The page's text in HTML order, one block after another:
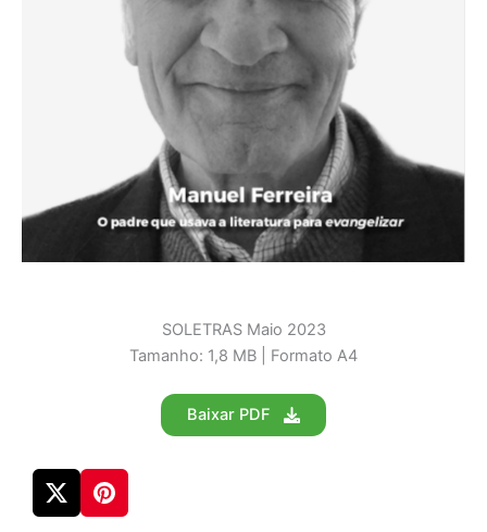
SOLETRAS Maio 2023
Tamanho: 1,8 MB | Formato A4
Baixar PDF